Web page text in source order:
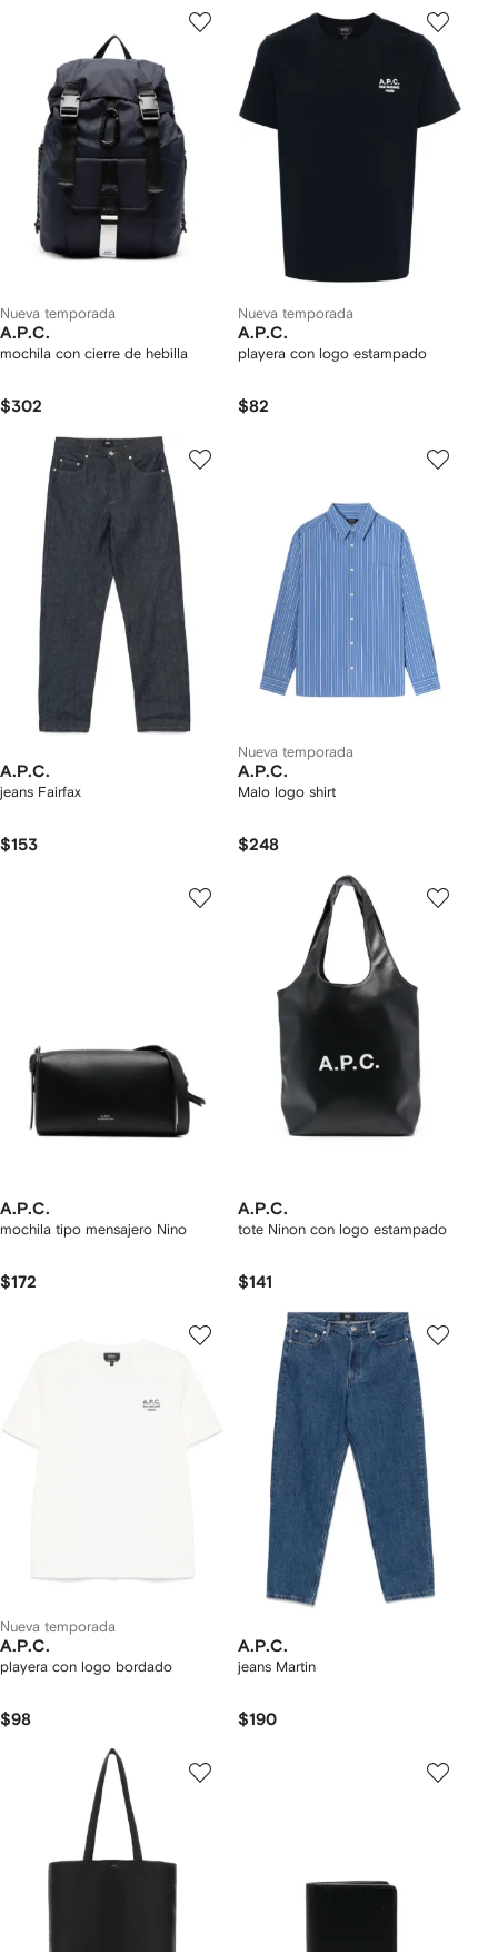
Nueva temporada
A.P.C.
mochila con cierre de hebilla
$302
Nueva temporada
A.P.C.
playera con logo estampado
$82
A.P.C.
jeans Fairfax
$153
Nueva temporada
A.P.C.
Malo logo shirt
$248
A.P.C.
mochila tipo mensajero Nino
$172
A.P.C.
tote Ninon con logo estampado
$141
Nueva temporada
A.P.C.
playera con logo bordado
$98
A.P.C.
jeans Martin
$190